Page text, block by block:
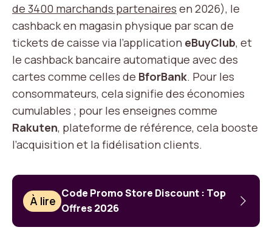
de 3400 marchands partenaires en 2026), le
cashback en magasin physique par scan de
tickets de caisse via l’application eBuyClub, et
le cashback bancaire automatique avec des
cartes comme celles de BforBank. Pour les
consommateurs, cela signifie des économies
cumulables ; pour les enseignes comme
Rakuten, plateforme de référence, cela booste
l’acquisition et la fidélisation clients.
À lire
Code Promo Store Discount : Top
Offres 2026